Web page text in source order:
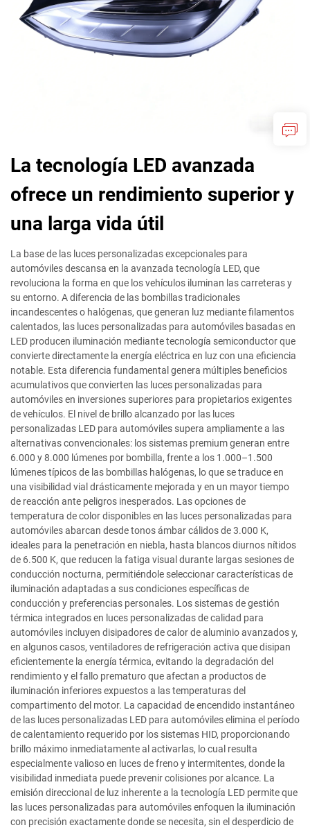
La tecnología LED avanzada
ofrece un rendimiento superior y
una larga vida útil
La base de las luces personalizadas excepcionales para
automóviles descansa en la avanzada tecnología LED, que
revoluciona la forma en que los vehículos iluminan las carreteras y
su entorno. A diferencia de las bombillas tradicionales
incandescentes o halógenas, que generan luz mediante filamentos
calentados, las luces personalizadas para automóviles basadas en
LED producen iluminación mediante tecnología semiconductor que
convierte directamente la energía eléctrica en luz con una eficiencia
notable. Esta diferencia fundamental genera múltiples beneficios
acumulativos que convierten las luces personalizadas para
automóviles en inversiones superiores para propietarios exigentes
de vehículos. El nivel de brillo alcanzado por las luces
personalizadas LED para automóviles supera ampliamente a las
alternativas convencionales: los sistemas premium generan entre
6.000 y 8.000 lúmenes por bombilla, frente a los 1.000–1.500
lúmenes típicos de las bombillas halógenas, lo que se traduce en
una visibilidad vial drásticamente mejorada y en un mayor tiempo
de reacción ante peligros inesperados. Las opciones de
temperatura de color disponibles en las luces personalizadas para
automóviles abarcan desde tonos ámbar cálidos de 3.000 K,
ideales para la penetración en niebla, hasta blancos diurnos nítidos
de 6.500 K, que reducen la fatiga visual durante largas sesiones de
conducción nocturna, permitiéndole seleccionar características de
iluminación adaptadas a sus condiciones específicas de
conducción y preferencias personales. Los sistemas de gestión
térmica integrados en luces personalizadas de calidad para
automóviles incluyen disipadores de calor de aluminio avanzados y,
en algunos casos, ventiladores de refrigeración activa que disipan
eficientemente la energía térmica, evitando la degradación del
rendimiento y el fallo prematuro que afectan a productos de
iluminación inferiores expuestos a las temperaturas del
compartimento del motor. La capacidad de encendido instantáneo
de las luces personalizadas LED para automóviles elimina el período
de calentamiento requerido por los sistemas HID, proporcionando
brillo máximo inmediatamente al activarlas, lo cual resulta
especialmente valioso en luces de freno y intermitentes, donde la
visibilidad inmediata puede prevenir colisiones por alcance. La
emisión direccional de luz inherente a la tecnología LED permite que
las luces personalizadas para automóviles enfoquen la iluminación
con precisión exactamente donde se necesita, sin el desperdicio de